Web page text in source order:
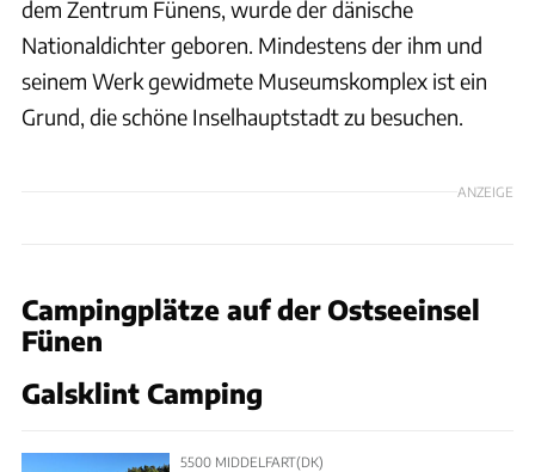
dem Zentrum Fünens, wurde der dänische
Nationaldichter geboren. Mindestens der ihm und
seinem Werk gewidmete Museumskomplex ist ein
Grund, die schöne Inselhauptstadt zu besuchen.
ANZEIGE
Campingplätze auf der Ostseeinsel
Fünen
Galsklint Camping
5500 MIDDELFART(DK)